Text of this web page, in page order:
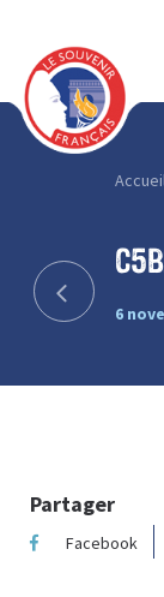
6
Partager
Facebook